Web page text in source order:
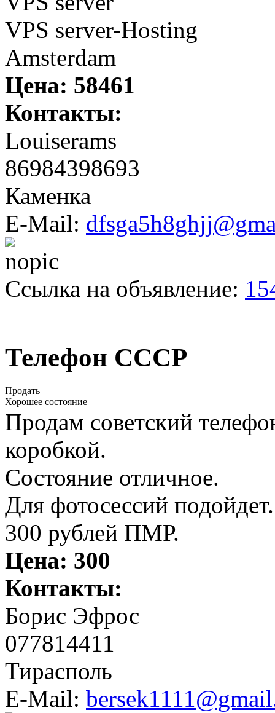
VPS server-Hosting
Amsterdam
Цена: 58461
Контакты:
Louiserams
86984398693
Каменка
E-Mail:
Ссылка на объявление:
Телефон СССР
Продать
Хорошее состояние
Продам советский
коробкой.
Состояние отличное.
Для фотосессий подойдет.
300 рублей ПМР.
Цена: 300
Контакты:
Борис Эфрос
077814411
Тирасполь
E-Mail: